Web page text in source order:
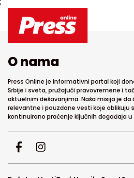
O nama
Press Online je informativni portal koji
Srbije i sveta, pružajući pravovremene i
aktuelnim dešavanjima. Naša misija je
relevantne i pouzdane vesti koje oblikuju
kontinuirano praćenje ključnih događaja